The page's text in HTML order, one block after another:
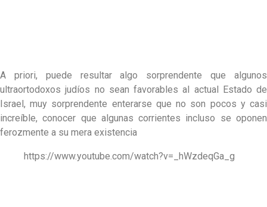
A priori, puede resultar algo sorprendente que algunos
ultraortodoxos judíos no sean favorables al actual Estado de
Israel, muy sorprendente enterarse que no son pocos y casi
increíble, conocer que algunas corrientes incluso se oponen
ferozmente a su mera existencia
https://www.youtube.com/watch?v=_hWzdeqGa_g